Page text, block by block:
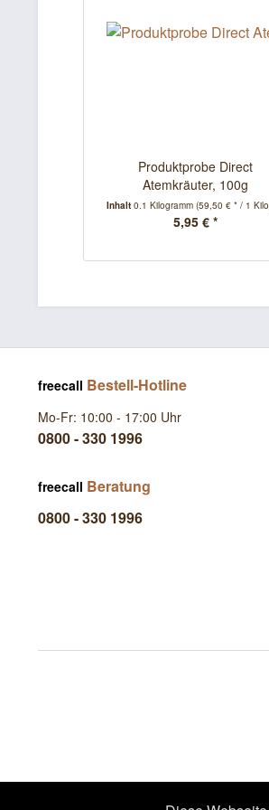
Produktprobe Direct
Atemkräuter, 100g
Inhalt 0.1 Kilogramm (59,50 € * / 1
5,95 € *
freecall Bestell-Hotline
Mo-Fr: 10:00 - 17:00 Uhr
0800 - 330 1996
freecall Beratung
0800 - 330 1996